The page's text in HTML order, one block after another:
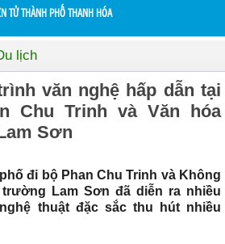
TỬ THÀNH PHỐ THANH HÓA
lịch
văn nghệ hấp dẫn tại
Chu Trinh và Văn hóa
Sơn
đi bộ Phan Chu Trinh và Không
Lam Sơn đã diễn ra nhiều
thuật đặc sắc thu hút nhiều